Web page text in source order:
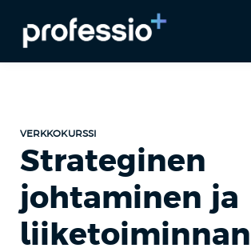
AI Coach
Pyydä demo
Hanki Professio+
VERKKOKURSSI
Strateginen
johtaminen ja
liiketoiminnan